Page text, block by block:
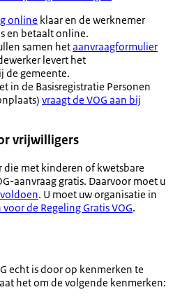
online klaar en de werknemer
en betaalt online.
samen hetaanvraagformulier
levert het
de gemeente.
in de Basisregistratie Personen
vraagt de VOG aan bij
vrijwilligers
die met kinderen of kwetsbare
aanvraag gratis. Daarvoor moet u
. U moet uw organisatie in
de Regeling Gratis VOG.
echt is door op kenmerken te
het om de volgende kenmerken: